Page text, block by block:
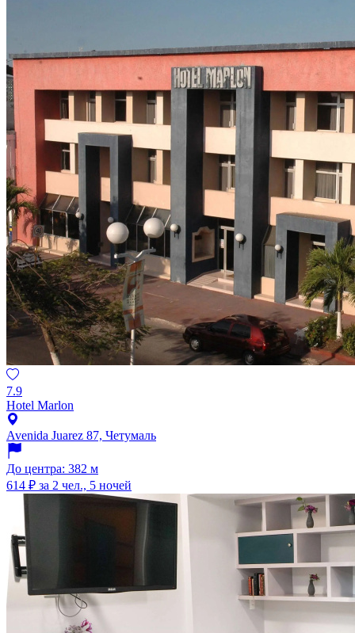
7.9
Hotel Marlon
Avenida Juarez 87, Четумаль
До центра: 382 м
614 ₽ за 2 чел., 5 ночей